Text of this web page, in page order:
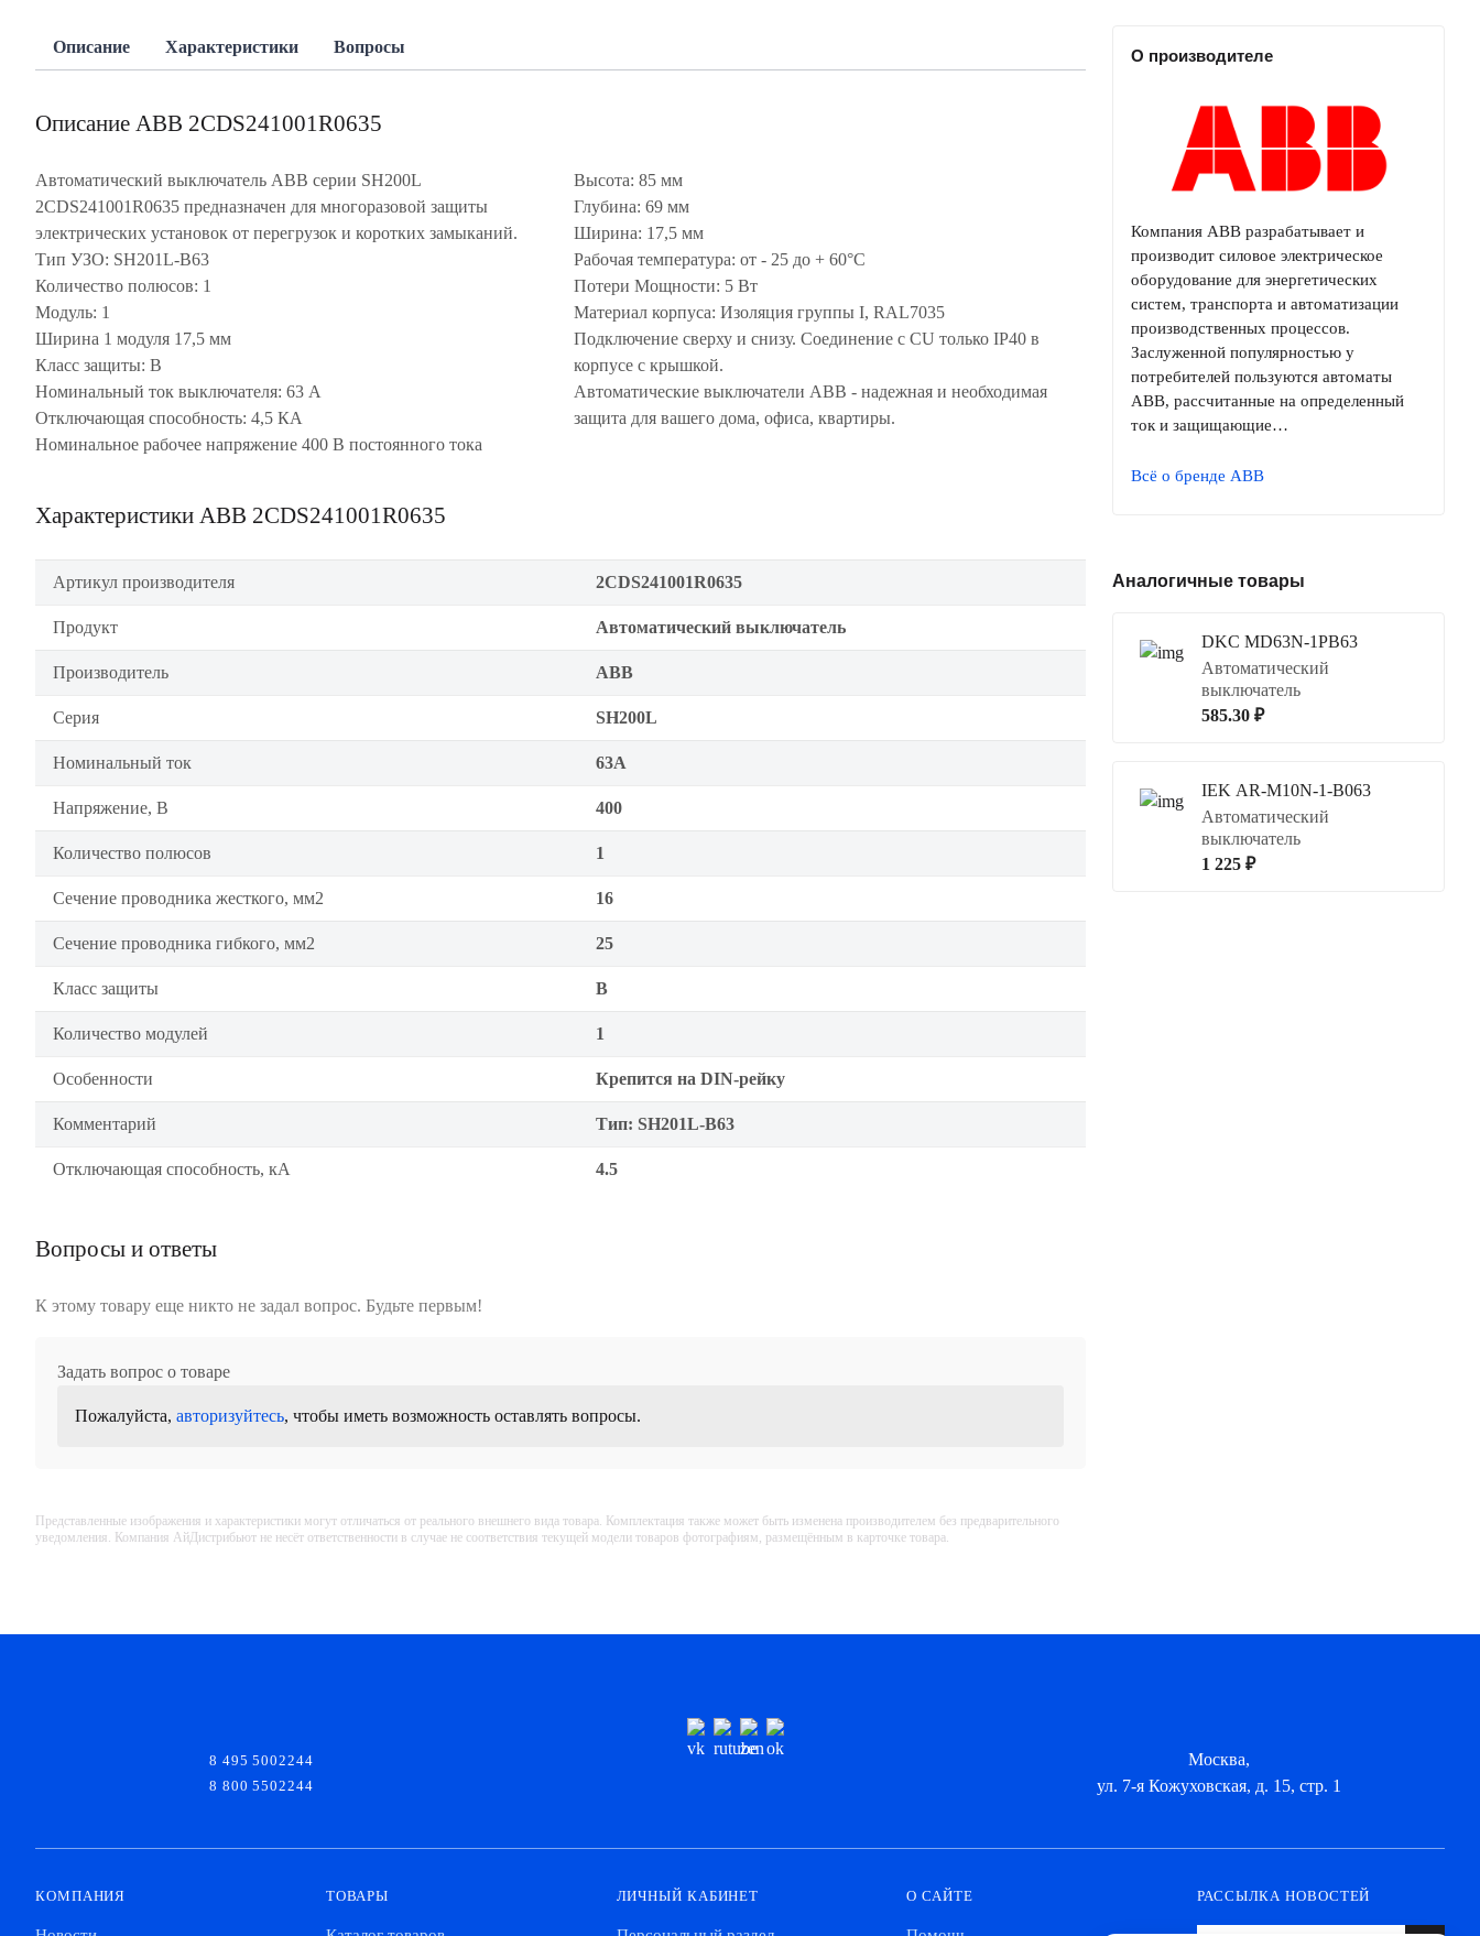
Описание Характеристики Вопросы
Описание ABB 2CDS241001R0635
Автоматический выключатель ABB серии SH200L
2CDS241001R0635 предназначен для многоразовой защиты
электрических установок от перегрузок и коротких замыканий.
Тип УЗО: SH201L-B63
Количество полюсов: 1
Модуль: 1
Ширина 1 модуля 17,5 мм
Класс защиты: B
Номинальный ток выключателя: 63 А
Отключающая способность: 4,5 КА
Номинальное рабочее напряжение 400 В постоянного тока
Высота: 85 мм
Глубина: 69 мм
Ширина: 17,5 мм
Рабочая температура: от - 25 до + 60°С
Потери Мощности: 5 Вт
Материал корпуса: Изоляция группы I, RAL7035
Подключение сверху и снизу. Соединение с CU только IP40 в
корпусе с крышкой.
Автоматические выключатели ABB - надежная и необходимая
защита для вашего дома, офиса, квартиры.
Характеристики ABB 2CDS241001R0635
Артикул производителя 2CDS241001R0635
Продукт Автоматический выключатель
Производитель ABB
Серия SH200L
Номинальный ток 63А
Напряжение, В 400
Количество полюсов 1
Сечение проводника жесткого, мм2 16
Сечение проводника гибкого, мм2 25
Класс защиты B
Количество модулей 1
Особенности Крепится на DIN-рейку
Комментарий Тип: SH201L-B63
Отключающая способность, кА 4.5
Вопросы и ответы
К этому товару еще никто не задал вопрос. Будьте первым!
Задать вопрос о товаре
Пожалуйста, авторизуйтесь, чтобы иметь возможность оставлять вопросы.
Представленные изображения и характеристики могут отличаться от реального внешнего вида товара. Комплектация также может быть изменена производителем без предварительного
уведомления. Компания АйДистрибьют не несёт ответственности в случае не соответствия текущей модели товаров фотографиям, размещённым в карточке товара.
О производителе
Компания ABB разрабатывает и
производит силовое электрическое
оборудование для энергетических
систем, транспорта и автоматизации
производственных процессов.
Заслуженной популярностью у
потребителей пользуются автоматы
ABB, рассчитанные на определенный
ток и защищающие…
Всё о бренде ABB
Аналогичные товары
DKC MD63N-1PB63
Автоматический
выключатель
585.30 ₽
IEK AR-M10N-1-B063
Автоматический
выключатель
1 225 ₽
8 495 5002244
8 800 5502244
Москва,
ул. 7-я Кожуховская, д. 15, стр. 1
КОМПАНИЯ ТОВАРЫ ЛИЧНЫЙ КАБИНЕТ О САЙТЕ РАССЫЛКА НОВОСТЕЙ